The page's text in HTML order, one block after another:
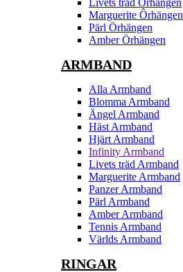
Marguerite Ôrhängen
Pärl Örhängen
Amber Örhängen
ARMBAND
Alla Armband
Blomma Armband
Ängel Armband
Häst Armband
Hjärt Armband
Infinity Armband
Livets träd Armband
Marguerite Armband
Panzer Armband
Pärl Armband
Amber Armband
Tennis Armband
Världs Armband
RINGAR